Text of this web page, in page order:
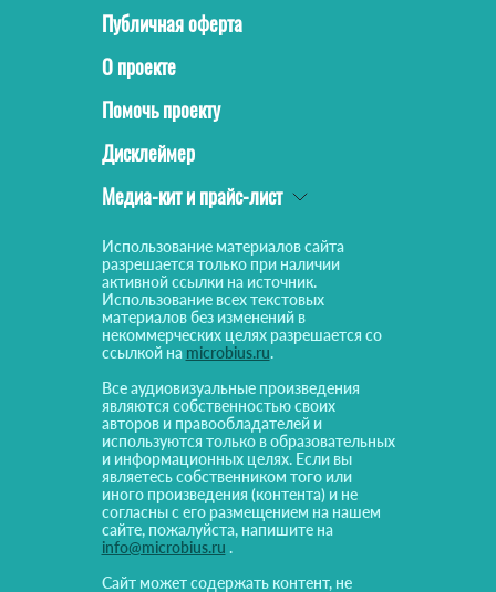
Публичная оферта
О проекте
Помочь проекту
Дисклеймер
Медиа-кит и прайс-лист
Использование материалов сайта
разрешается только при наличии
активной ссылки на источник.
Использование всех текстовых
материалов без изменений в
некоммерческих целях разрешается со
ссылкой на microbius.ru.
Все аудиовизуальные произведения
являются собственностью своих
авторов и правообладателей и
используются только в образовательных
и информационных целях. Если вы
являетесь собственником того или
иного произведения (контента) и не
согласны с его размещением на нашем
сайте, пожалуйста, напишите на
info@microbius.ru .
Сайт может содержать контент, не